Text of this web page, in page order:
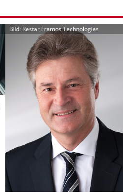
Bild: Restar Framos Technologies